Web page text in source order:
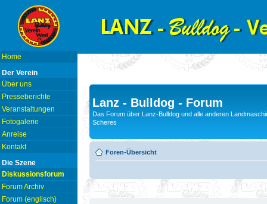
Home
Der Verein
Über uns
Presseberichte
Veranstaltungen
Fotogalerie
Anreise
Kontakt
Die Szene
Diskussionsforum
Forum Archiv
Forum (englisch)
Lanz - Bulldog - Forum
Das Forum über Lanz-Bulldog und alle anderen
Scheres
Foren-Übersicht